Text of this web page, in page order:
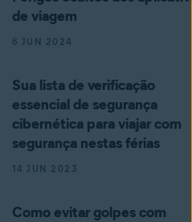
de viagem
6 JUN 2024
Sua lista de verificação
essencial de segurança
cibernética para viajar com
segurança nestas férias
14 JUN 2023
Como evitar golpes com